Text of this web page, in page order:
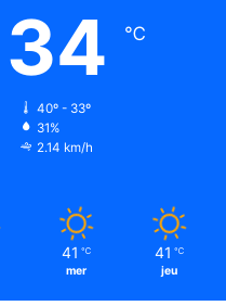
34 ℃
40º - 33º
31%
2.14 km/h
41 ℃
mer
41 ℃
jeu